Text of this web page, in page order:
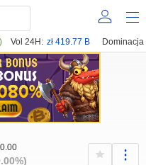
Vol 24H: zł 419.77 B Dominacja
0.00